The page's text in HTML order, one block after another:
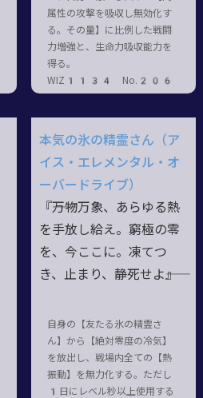
属性の攻撃を吸収し無効化す
る。その量】に比例した戦闘
力増強と、生命力吸収能力を
得る。
WIZ1134 No.206
本気の氷の精霊さん（ア
イス・エレメンタル・オ
ーバードライブ）
『――万物万象、あらゆる熱
を手放し給え。窮極の零
を、今ここに。凍てつ
き、止まり、静死せよ――』
自身の【友たる氷の精霊さ
ん】から【絶対零度の冷気】
を放出し、戦場内全ての【熱
振動】を無力化する。ただし
1日にレベル秒以上使用する